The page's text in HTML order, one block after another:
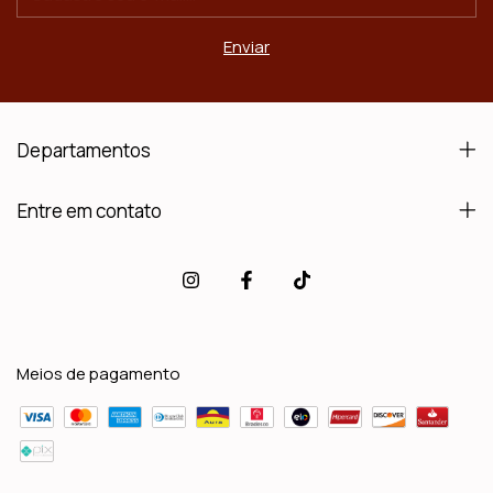
Departamentos
Entre em contato
Meios de pagamento